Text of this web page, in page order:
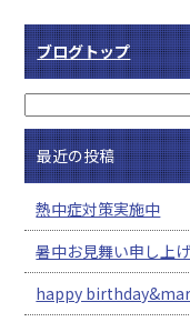
ブログトップ
最近の投稿
熱中症対策実施中
暑中お見舞い申し上
happy